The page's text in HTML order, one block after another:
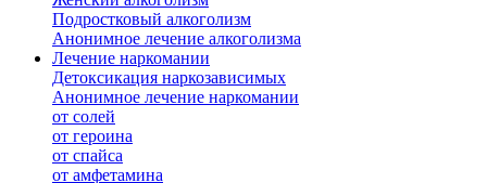
Подростковый алкоголизм
Анонимное лечение алкоголизма
Лечение наркомании
Детоксикация наркозависимых
Анонимное лечение наркомании
от солей
от героина
от спайса
от амфетамина